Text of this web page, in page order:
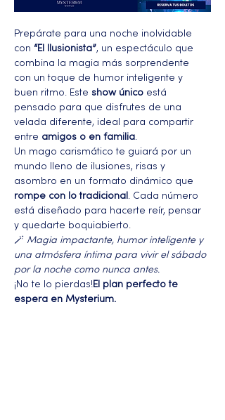
Prepárate para una noche inolvidable
con “El Ilusionista”, un espectáculo que
combina la magia más sorprendente
con un toque de humor inteligente y
buen ritmo. Este show único está
pensado para que disfrutes de una
velada diferente, ideal para compartir
entre amigos o en familia.
Un mago carismático te guiará por un
mundo lleno de ilusiones, risas y
asombro en un formato dinámico que
rompe con lo tradicional . Cada número
está diseñado para hacerte reír, pensar
y quedarte boquiabierto.
🪄 Magia impactante, humor inteligente y
una atmósfera íntima para vivir el sábado
por la noche como nunca antes.
¡No te lo pierdas!El plan perfecto te
espera en Mysterium.